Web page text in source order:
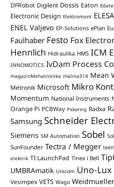
DFRobot Digilent Dossis Eaton
Electronic Design Elektromont
ENEL Valjevo EP-Solutions ePlan
Faulhaber Festo Fox
Hennlich Hidraulika HMS ICM
INNOMOTICS IvDam Process
magazinMehatronika malina314 Mean
Metronik Microsoft Mikro
Momentum National Instruments
Orange Pi PCBWay Pickering Radxa
Samsung Schneider
Siemens SM Automation Sobel
SunFounder Tectra / Megger
elektrik TI LaunchPad Tinex i Bell
UMBRAmatik Unicom Uno-Lux
Vesimpex VETS Wago Weidmueller